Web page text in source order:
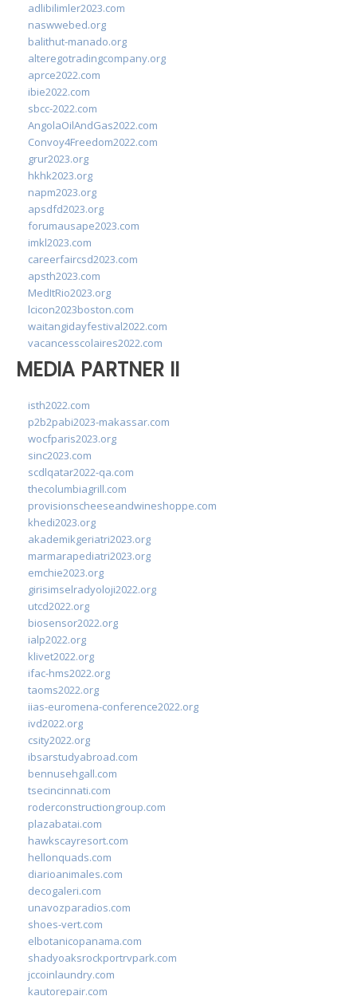
adlibilimler2023.com
naswwebed.org
balithut-manado.org
alteregotradingcompany.org
aprce2022.com
ibie2022.com
sbcc-2022.com
AngolaOilAndGas2022.com
Convoy4Freedom2022.com
grur2023.org
hkhk2023.org
napm2023.org
apsdfd2023.org
forumausape2023.com
imkl2023.com
careerfaircsd2023.com
apsth2023.com
MedItRio2023.org
lcicon2023boston.com
waitangidayfestival2022.com
vacancesscolaires2022.com
MEDIA PARTNER II
isth2022.com
p2b2pabi2023-makassar.com
wocfparis2023.org
sinc2023.com
scdlqatar2022-qa.com
thecolumbiagrill.com
provisionscheeseandwineshoppe.com
khedi2023.org
akademikgeriatri2023.org
marmarapediatri2023.org
emchie2023.org
girisimselradyoloji2022.org
utcd2022.org
biosensor2022.org
ialp2022.org
klivet2022.org
ifac-hms2022.org
taoms2022.org
iias-euromena-conference2022.org
ivd2022.org
csity2022.org
ibsarstudyabroad.com
bennusehgall.com
tsecincinnati.com
roderconstructiongroup.com
plazabatai.com
hawkscayresort.com
hellonquads.com
diarioanimales.com
decogaleri.com
unavozparadios.com
shoes-vert.com
elbotanicopanama.com
shadyoaksrockportrvpark.com
jccoinlaundry.com
kautorepair.com